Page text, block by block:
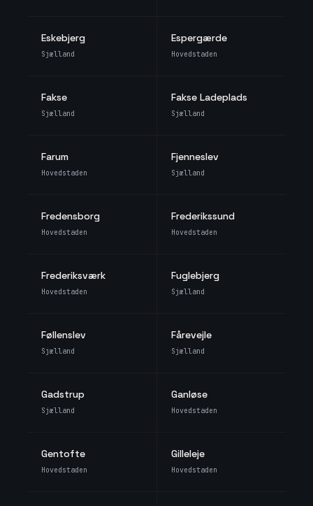
Eskebjerg
Sjælland
Espergærde
Hovedstaden
Fakse
Sjælland
Fakse Ladeplads
Sjælland
Farum
Hovedstaden
Fjenneslev
Sjælland
Fredensborg
Hovedstaden
Frederikssund
Hovedstaden
Frederiksværk
Hovedstaden
Fuglebjerg
Sjælland
Føllenslev
Sjælland
Fårevejle
Sjælland
Gadstrup
Sjælland
Ganløse
Hovedstaden
Gentofte
Hovedstaden
Gilleleje
Hovedstaden